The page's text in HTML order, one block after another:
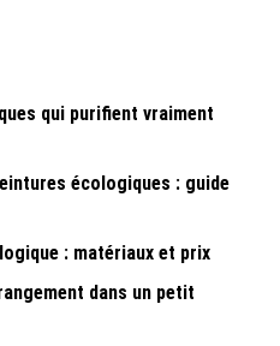
qui purifient vraiment
écologiques : guide
: matériaux et prix
dans un petit